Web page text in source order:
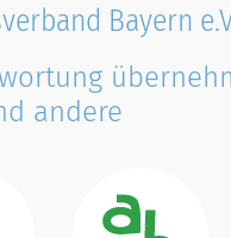
Bayern
andere